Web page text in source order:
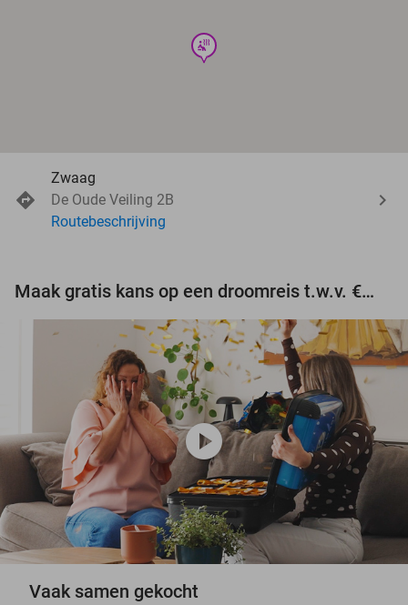
wellness
Zwaag
De Oude Veiling 2B
Routebeschrijving
Maak gratis kans op een droomreis t.w.v. €3.000!
play_circle
Vaak samen gekocht